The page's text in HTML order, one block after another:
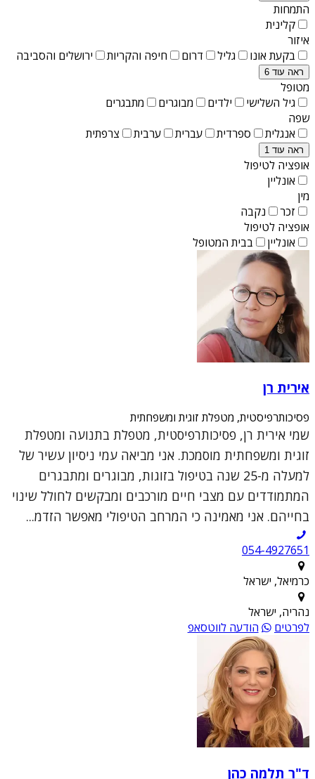
התמחות
קלינית
איזור
בקעת אונו
גליל דרום חיפה והקריות ירושלים והסביבה
ראה עוד 6
מטופל
גיל השלישי
ילדים מבוגרים
מתבגרים
שפה
אנגלית
ספרדית עברית ערבית צרפתית
ראה עוד 1
אופציה לטיפול
אונליין
מין
זכר
נקבה
אופציה לטיפול
אונליין
בבית המטופל
אירית רן
פסיכותרפיסטית, מטפלת זוגית ומשפחתית
שמי אירית רן, פסיכותרפיסטית, מטפלת בתנועה ומטפלת
זוגית ומשפחתית מוסמכת. אני מביאה עמי ניסיון עשיר של
למעלה מ-25 שנה בטיפול בזוגות, מבוגרים ומתבגרים
המתמודדים עם מצבי חיים מורכבים ומבקשים לחולל שינוי
בחייהם. אני מאמינה כי המרחב הטיפולי מאפשר הזדמ...
054-4927651
כרמיאל, ישראל
נהריה, ישראל
לפרטים
הודעה לווטסאפ
ד"ר תלמה כהן